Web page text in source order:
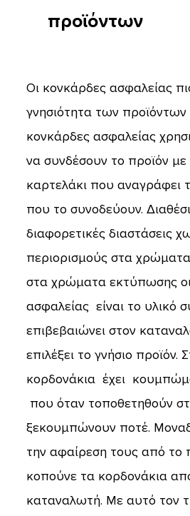
προϊόντων
Οι κονκάρδες ασφαλείας
γνησιότητα των
κονκάρδες ασφαλείας
να συνδέσουν το προϊόν με
καρτελάκι που αναγράφει
που το συνοδεύουν.
διαφορετικές διαστάσεις
περιορισμούς στα
στα χρώματα εκτύπωσης
ασφαλείας είναι το υλικό
επιβεβαιώνει στον
επιλέξει το γνήσιο προϊόν.
κορδονάκια έχει
που όταν τοποθετηθούν
ξεκουμπώνουν ποτέ.
την αφαίρεση τους από το
κοπούνε τα κορδονάκια
καταναλωτή. Με αυτό τον